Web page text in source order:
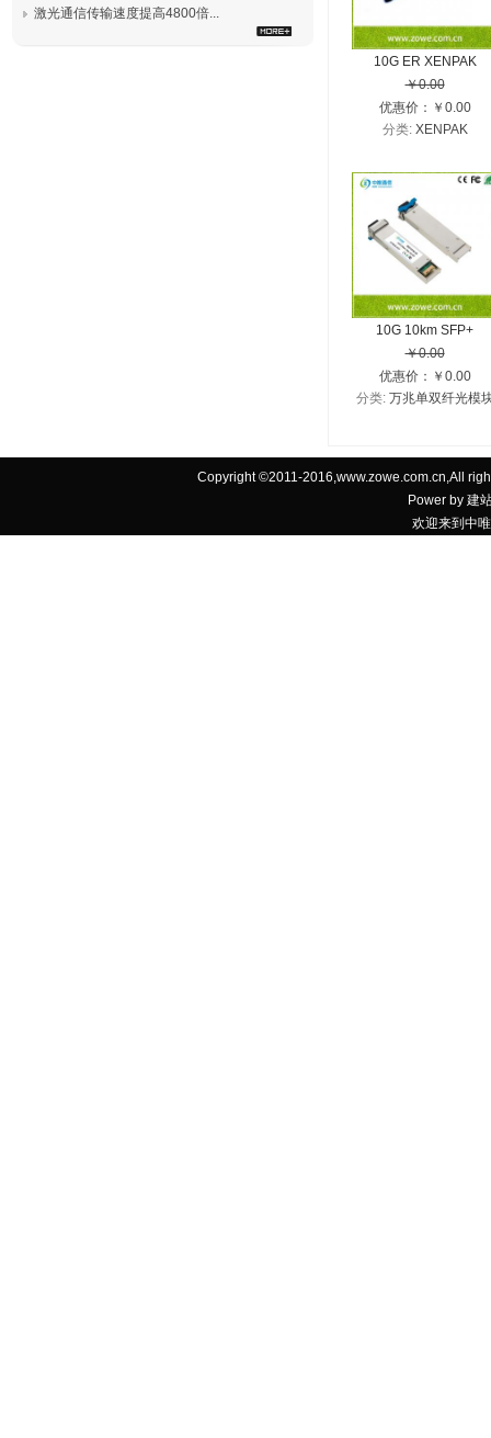
激光通信传输速度提高4800倍...
10G ER XENPAK
￥0.00
优惠价：￥0.00
分类: XENPAK
10G 10km SFP+
1310nm LR
￥0.00
优惠价：￥0.00
分类: 万兆单双纤光模
Copyright ©2011-2016,www.zowe.com.cn,All
Power by 建
欢迎来到中